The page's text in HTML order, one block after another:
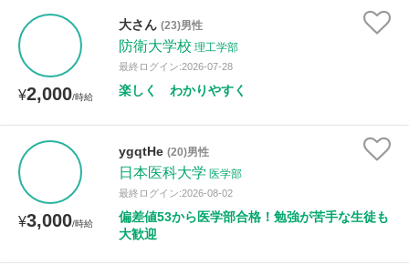
¥2,000/時給
大さん (23)男性
防衛大学校 理工学部
最終ログイン:2026-07-28
楽しく わかりやすく
¥3,000/時給
ygqtHe (20)男性
日本医科大学 医学部
最終ログイン:2026-08-02
偏差値53から医学部合格！勉強が苦手な生徒も
大歓迎